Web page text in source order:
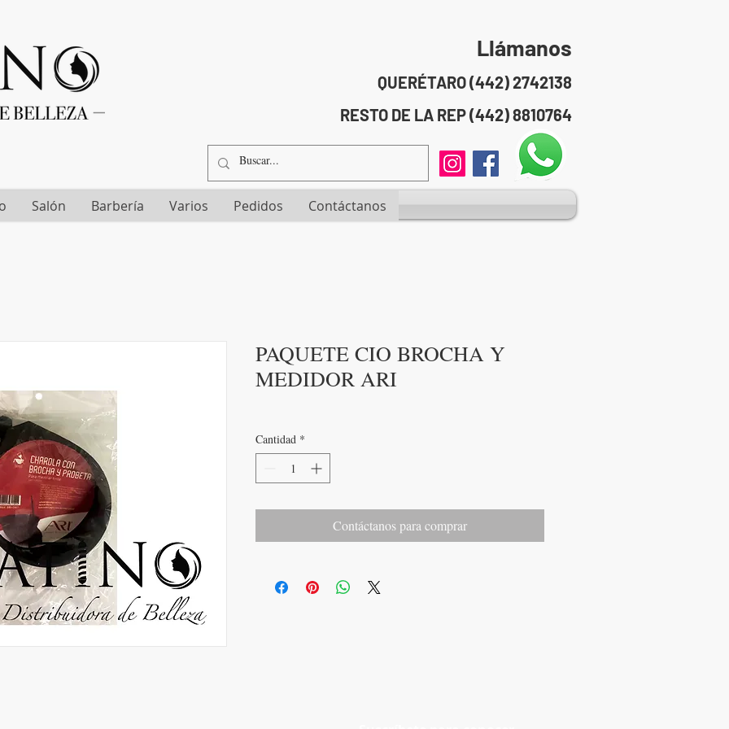
Llámanos
QUERÉTARO (442) 2742138
RESTO DE LA REP (442) 8810764
Salón Barbería Varios Pedidos Contáctanos
PAQUETE CIO BROCHA Y
MEDIDOR ARI
Cantidad *
Contáctanos para comprar